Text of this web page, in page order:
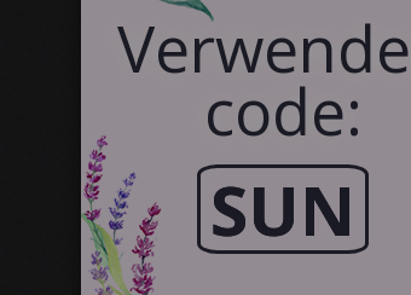
code:
SUN